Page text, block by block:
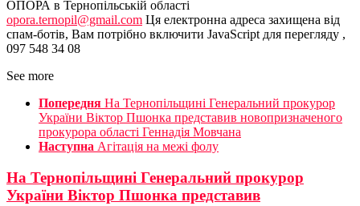
ОПОРА в Тернопільській області
opora.ternopil@gmail.com Ця електронна адреса захищена від
спам-ботів, Вам потрібно включити JavaScript для перегляду ,
097 548 34 08
See more
Попередня На Тернопільщині Генеральний прокурор
України Віктор Пшонка представив новопризначеного
прокурора області Геннадія Мовчана
Наступна Агітація на межі фолу
На Тернопільщині Генеральний прокурор
України Віктор Пшонка представив